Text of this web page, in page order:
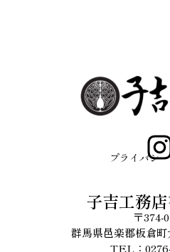
プライバシ
子吉工務
〒374-
群馬県邑楽郡板倉町
TEL：